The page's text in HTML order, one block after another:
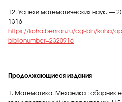
12. Успехи математических наук. —
1316
https://koha.benran.ru/cgi-bin/koha/
biblionumber=2320916
Продолжающиеся издания
1. Математика. Механика : сборник